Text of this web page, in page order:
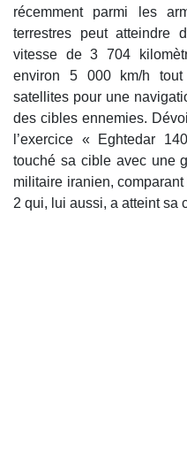
récemment parmi les
terrestres peut atteindre
vitesse de 3 704
environ 5 000 km/h
satellites pour une
des cibles ennemies.
l’exercice « Eghtedar
touché sa cible avec une
militaire iranien,
2 qui, lui aussi, a atteint sa